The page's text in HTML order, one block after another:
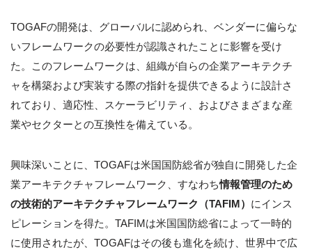
TOGAFの開発は、グローバルに認められ、ベンダーに偏らな
いフレームワークの必要性が認識されたことに影響を受け
た。このフレームワークは、組織が自らの企業アーキテクチ
ャを構築および実装する際の指針を提供できるように設計さ
れており、適応性、スケーラビリティ、およびさまざまな産
業やセクターとの互換性を備えている。
興味深いことに、TOGAFは米国国防総省が独自に開発した企
業アーキテクチャフレームワーク、すなわち情報管理のため
の技術的アーキテクチャフレームワーク（TAFIM） にインス
ピレーションを得た。TAFIMは米国国防総省によって一時的
に使用されたが、TOGAFはその後も進化を続け、世界中で広